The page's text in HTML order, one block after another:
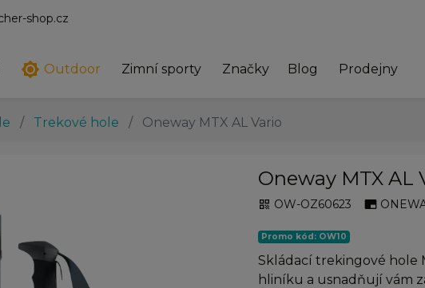
shop.cz
brightness_7 Outdoor Zimní sporty Značky Blog Prodejny
Trekové hole Oneway MTX AL Vario
Oneway MTX AL
qr_code OW-OZ60623 branding_watermark
Promo kód: OW10
Skládací trekingové hole
hliníku a usnadňují vám